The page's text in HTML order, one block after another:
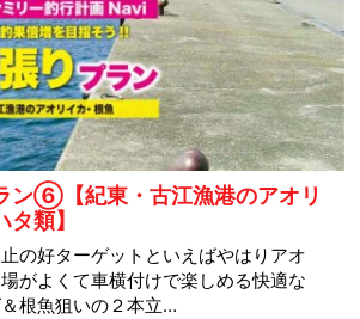
ン⑥【紀東・古江漁港のアオリ
類】
の好ターゲットといえばやはりアオ
がよくて車横付けで楽しめる快適な
根魚狙いの２本立…